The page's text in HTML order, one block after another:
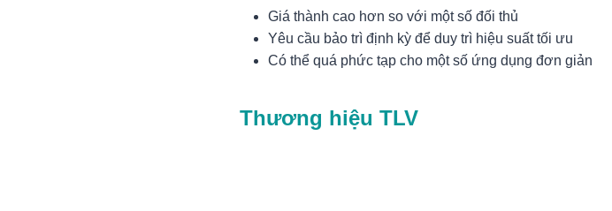
Giá thành cao hơn so với một số đối thủ
Yêu cầu bảo trì định kỳ để duy trì hiệu suất tối ưu
Có thể quá phức tạp cho một số ứng dụng đơn giản
Thương hiệu TLV